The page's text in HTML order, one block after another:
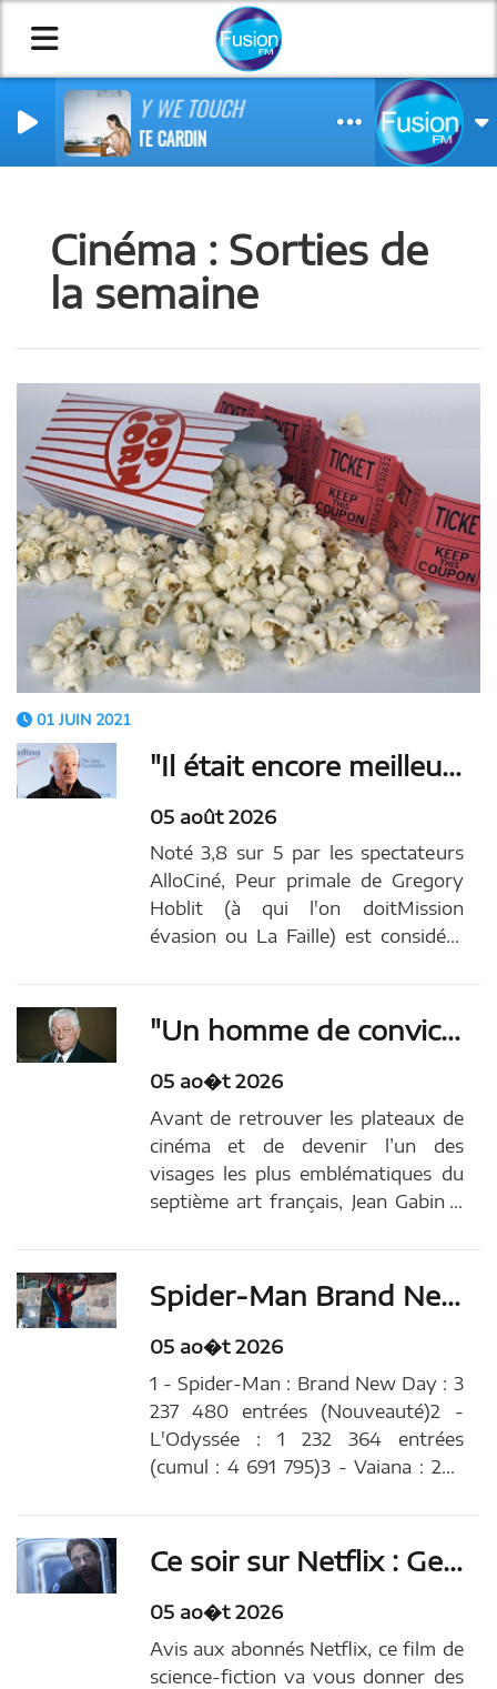
THE WAY WE TOUCH
CHARLOTTE CARDIN
Cinéma : Sorties de
la semaine
01 JUIN 2021
"Il était encore meilleur la deuxième fois" : Richard Gere pense beaucoup de bien de cet acteur sans qui il n'aurait jamais tourné cet excellent thriller judiciaire des années 90
05 août 2026
Noté 3,8 sur 5 par les spectateurs
AlloCiné, Peur primale de Gregory
Hoblit (à qui l'on doitMission
évasion ou La Faille) est considéré
jamais voir le jour, comme l'a
récemment révélé l'acteur Richard
Gere dans un...
"Un homme de conviction qui connaissait les risques" : il y a 81 ans, Jean Gabin était l'une des rares célébrités françaises à avoir pris ce bel engagement
05 ao�t 2026
Avant de retrouver les plateaux de
cinéma et de devenir l’un des
visages les plus emblématiques du
septième art français, Jean Gabin a
Guerre mondiale, l’acteur a en effet
délaissé sa carrière pour rejoindre
les Forces frança… Article...
Spider-Man Brand New Day signe le 9ème meilleur démarrage de tous les temps en France !
05 ao�t 2026
1 - Spider-Man : Brand New Day : 3
237 480 entrées (Nouveauté)2 -
L'Odyssée : 1 232 364 entrées
(cumul : 4 691 795)3 - Vaiana : 258
entrées (cumul : 583 432)5 - Toy
Story … Article original publié sur
AlloCiné
Ce soir sur Netflix : Gerard Butler sauve le monde dans ce film de science-fiction intense, entre Armageddon et 2012
05 ao�t 2026
Avis aux abonnés Netflix, ce film de
science-fiction va vous donner des